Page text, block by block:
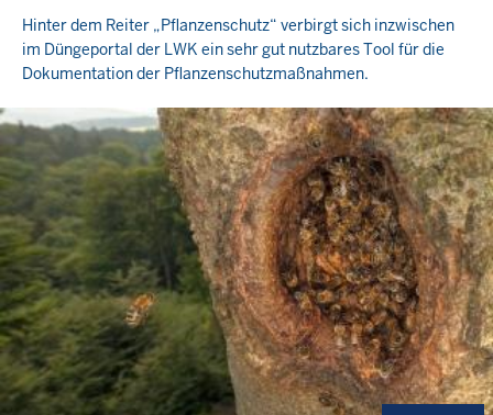
Hinter dem Reiter „Pflanzenschutz“ verbirgt sich inzwischen
im Düngeportal der LWK ein sehr gut nutzbares Tool für die
Dokumentation der Pflanzenschutzmaßnahmen.